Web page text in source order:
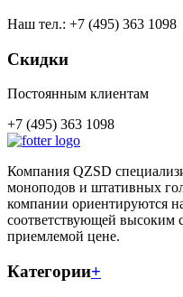
Наш тел.: +7 (495) 363 1098
Скидки
Постоянным клиентам
+7 (495) 363 1098
Компания QZSD
моноподов и штативных
компании ориентируются
соответствующей высоким
приемлемой цене.
Категории+